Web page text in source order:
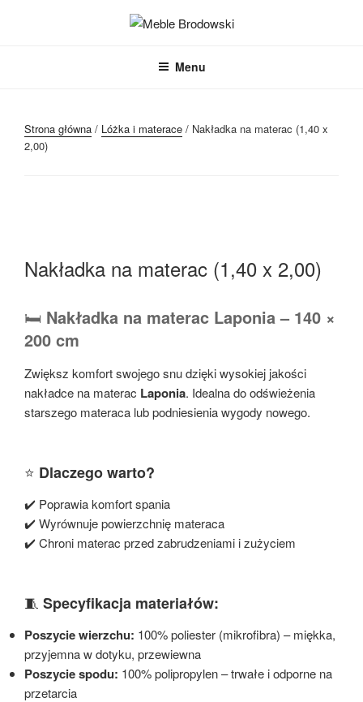
Menu
Strona główna / Lóżka i materace / Nakładka na materac (1,40 x
2,00)
Nakładka na materac (1,40 x 2,00)
🛏️ Nakładka na materac Laponia – 140 ×
200 cm
Zwiększ komfort swojego snu dzięki wysokiej jakości
nakładce na materac Laponia. Idealna do odświeżenia
starszego materaca lub podniesienia wygody nowego.
⭐ Dlaczego warto?
✔️ Poprawia komfort spania
✔️ Wyrównuje powierzchnię materaca
✔️ Chroni materac przed zabrudzeniami i zużyciem
🧵 Specyfikacja materiałów:
Poszycie wierzchu: 100% poliester (mikrofibra) – miękka,
przyjemna w dotyku, przewiewna
Poszycie spodu: 100% polipropylen – trwałe i odporne na
przetarcia